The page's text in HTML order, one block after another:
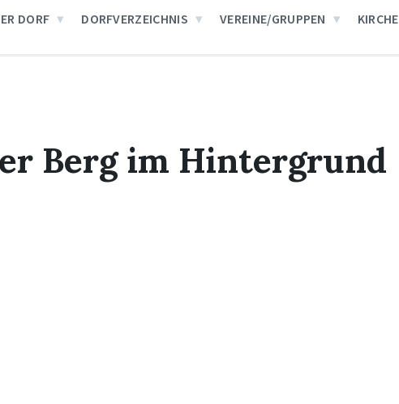
DORF DORFVERZEICHNIS VEREINE/GRUPPEN KIRCHE
Berg im Hintergrund